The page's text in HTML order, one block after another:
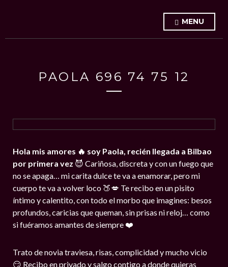
MENU
PAOLA 696 74 75 12
Hola mis amores 🔥 soy Paola, recién llegada a Bilbao
por primera vez 😈 Cariñosa, discreta y con un fuego que
no se apaga… mi carita dulce te va a enamorar, pero mi
cuerpo te va a volver loco 🍑💋 Te recibo en un pisito
íntimo y calentito, con todo el morbo que imagines: besos
profundos, caricias que queman, sin prisas ni reloj… como
si fuéramos amantes de siempre ❤️
Trato de novia traviesa, risas, complicidad y mucho vicio
😏 Recibo en privado y salgo contigo a donde quieras